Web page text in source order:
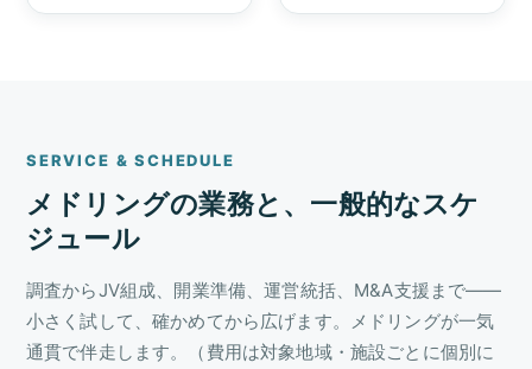
SERVICE & SCHEDULE
メドリングの業務と、一般的なスケ
ジュール
調査からJV組成、開業準備、運営統括、M&A支援まで——
小さく試して、確かめてから広げます。メドリングが一気
通貫で伴走します。（費用は対象地域・施設ごとに個別に